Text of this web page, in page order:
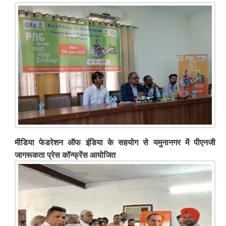
मीडिया फेडरेशन ऑफ इंडिया के सहयोग से यमुनानगर में पीएनजी
जागरूकता प्रेस कॉन्फ्रेंस आयोजित